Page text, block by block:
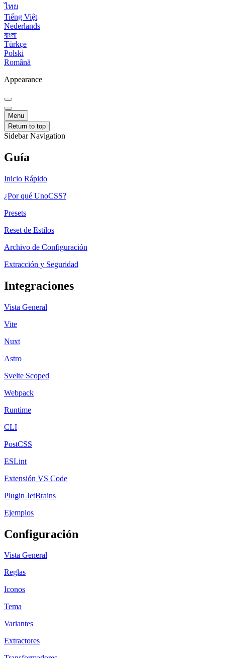
ไทย
Tiếng Việt
Nederlands
বাংলা
Türkçe
Polski
Română
Appearance
Menu
Return to top
Sidebar Navigation
Guía
Inicio Rápido
¿Por qué UnoCSS?
Presets
Reset de Estilos
Archivo de Configuración
Extracción y Seguridad
Integraciones
Vista General
Vite
Nuxt
Astro
Svelte Scoped
Webpack
Runtime
CLI
PostCSS
ESLint
Extensión VS Code
Plugin JetBrains
Ejemplos
Configuración
Vista General
Reglas
Iconos
Tema
Variantes
Extractores